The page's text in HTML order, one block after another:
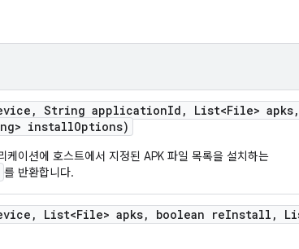
, String applicationId , List<File> apks,
installOptions)
케이션에 호스트에서 지정된 APK 파일 목록을 설치하는
를 반환합니다.
, List<File> apks, boolean reInstall ,